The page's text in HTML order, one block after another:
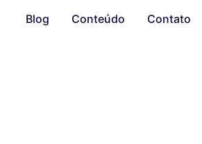
Blog Conteúdo Contato